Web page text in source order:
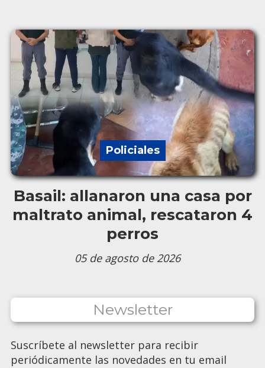
Basail: allanaron una casa por
maltrato animal, rescataron 4
perros
Policiales
05 de agosto de 2026
Newsletter
Suscríbete al newsletter para recibir
periódicamente las novedades en tu email